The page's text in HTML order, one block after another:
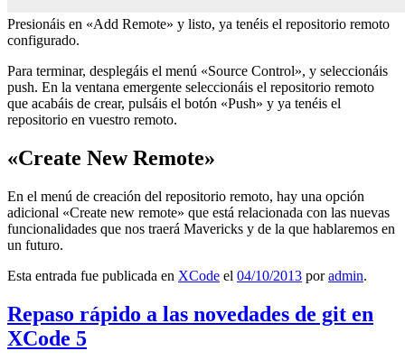
Presionáis en «Add Remote» y listo, ya tenéis el repositorio remoto
configurado.
Para terminar, desplegáis el menú «Source Control», y seleccionáis
push. En la ventana emergente seleccionáis el repositorio remoto
que acabáis de crear, pulsáis el botón «Push» y ya tenéis el
repositorio en vuestro remoto.
«Create New Remote»
En el menú de creación del repositorio remoto, hay una opción
adicional «Create new remote» que está relacionada con las nuevas
funcionalidades que nos traerá Mavericks y de la que hablaremos en
un futuro.
Esta entrada fue publicada en XCode el 04/10/2013 poradmin.
Repaso rápido a las novedades de git en
XCode 5